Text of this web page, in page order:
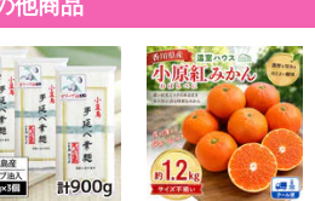
の魚粉
お茶
発酵）
（要冷凍）
知県